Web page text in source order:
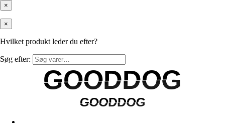
×
×
Hvilket produkt leder du efter?
Søg efter:
GOODDOG
GOODDOG
GOODDOG
GOODDOG